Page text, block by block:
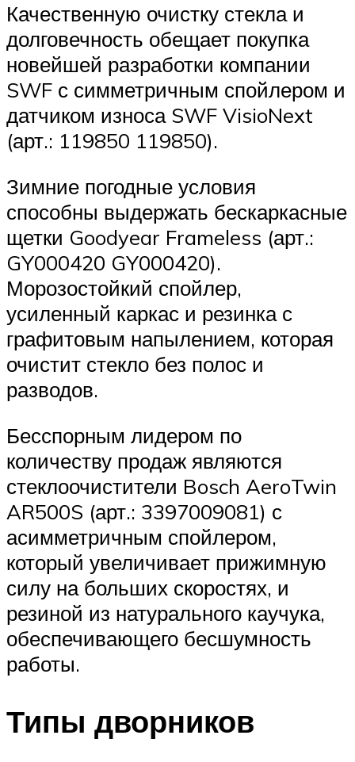
Качественную очистку стекла и
долговечность обещает покупка
новейшей разработки компании
SWF с симметричным спойлером и
датчиком износа SWF VisioNext
(арт.: 119850 119850).
Зимние погодные условия
способны выдержать бескаркасные
щетки Goodyear Frameless (арт.:
GY000420 GY000420).
Морозостойкий спойлер,
усиленный каркас и резинка с
графитовым напылением, которая
очистит стекло без полос и
разводов.
Бесспорным лидером по
количеству продаж являются
стеклоочистители Bosch AeroTwin
AR500S (арт.: 3397009081) с
асимметричным спойлером,
который увеличивает прижимную
силу на больших скоростях, и
резиной из натурального каучука,
обеспечивающего бесшумность
работы.
Типы дворников